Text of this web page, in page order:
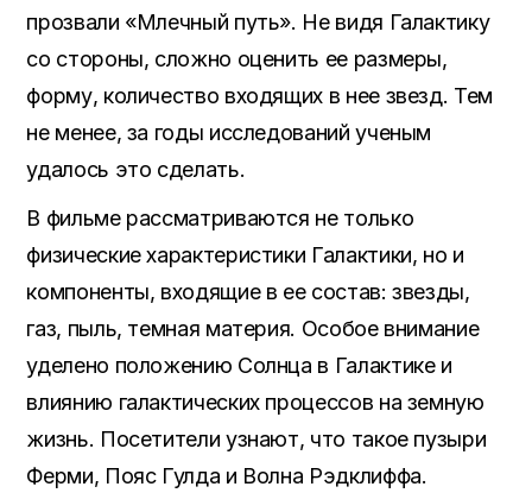
прозвали «Млечный путь». Не видя Галактику
со стороны, сложно оценить ее размеры,
форму, количество входящих в нее звезд. Тем
не менее, за годы исследований ученым
удалось это сделать.
В фильме рассматриваются не только
физические характеристики Галактики, но и
компоненты, входящие в ее состав: звезды,
газ, пыль, темная материя. Особое внимание
уделено положению Солнца в Галактике и
влиянию галактических процессов на земную
жизнь. Посетители узнают, что такое пузыри
Ферми, Пояс Гулда и Волна Рэдклиффа.